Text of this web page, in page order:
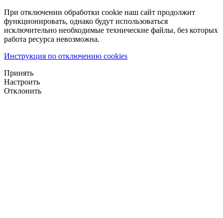
При отключении обработки cookie наш сайт продолжит
функционировать, однако будут использоваться
исключительно необходимые технические файлы, без которых
работа ресурса невозможна.
Инструкция по отключению cookies
Принять
Настроить
Отклонить